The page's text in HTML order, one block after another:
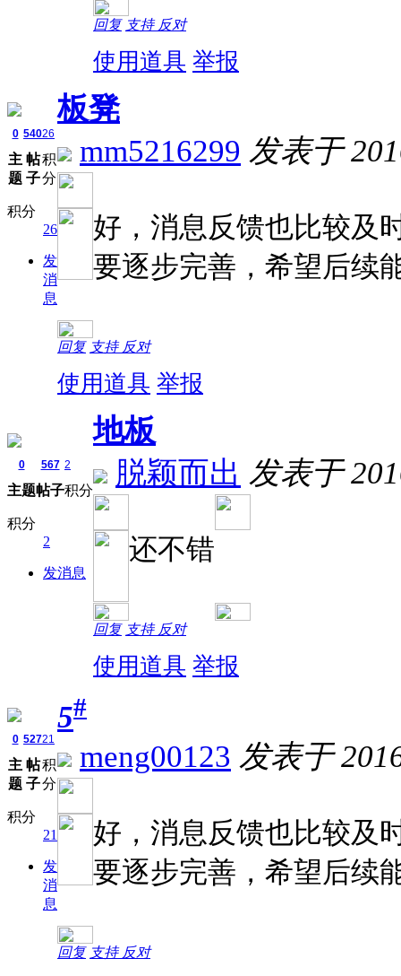
回复 支持 反对
使用道具 举报
0
主
题
540
帖
子
26
积
分
积分
26
发
消
息
板凳
mm5216299 发表于
好，消息反馈也比较及
要逐步完善，希望后续
回复 支持 反对
使用道具 举报
0
主题
567
帖子
2
积分
积分
2
发消息
地板
脱颖而出 发表于
还不错
回复 支持 反对
使用道具 举报
0
主
题
527
帖
子
21
积
分
积分
21
发
消
息
5#
meng00123 发表于
好，消息反馈也比较及
要逐步完善，希望后续
回复 支持 反对